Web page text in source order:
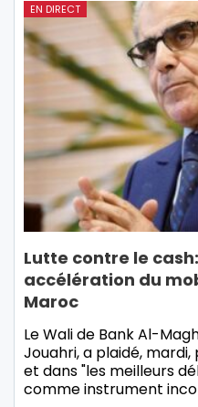
EN DIRECT
Lutte contre le
accélération du
Maroc
Le Wali de Bank Al-
Jouahri, a plaidé,
et dans "les meilleurs
comme instrument